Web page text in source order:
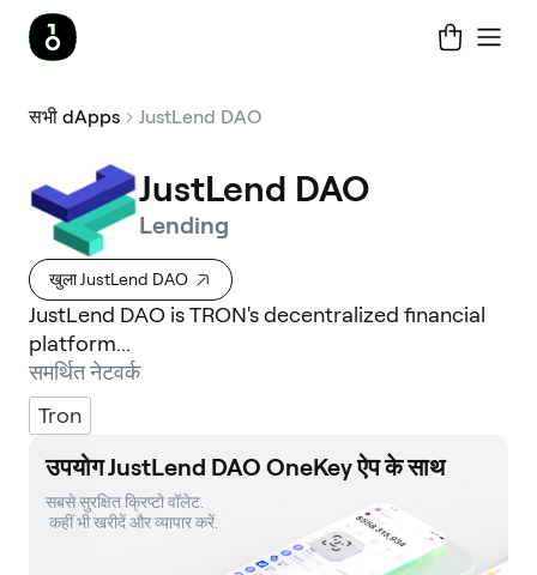
सभी dApps JustLend DAO
JustLend DAO
Lending
खुला JustLend DAO
JustLend DAO is TRON's decentralized financial
platform...
समर्थित नेटवर्क
Tron
उपयोग JustLend DAO OneKey ऐप के साथ
सबसे सुरक्षित क्रिप्टो वॉलेट.
कहीं भी खरीदें और व्यापार करें.